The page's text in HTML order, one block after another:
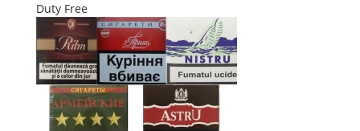
Duty Free